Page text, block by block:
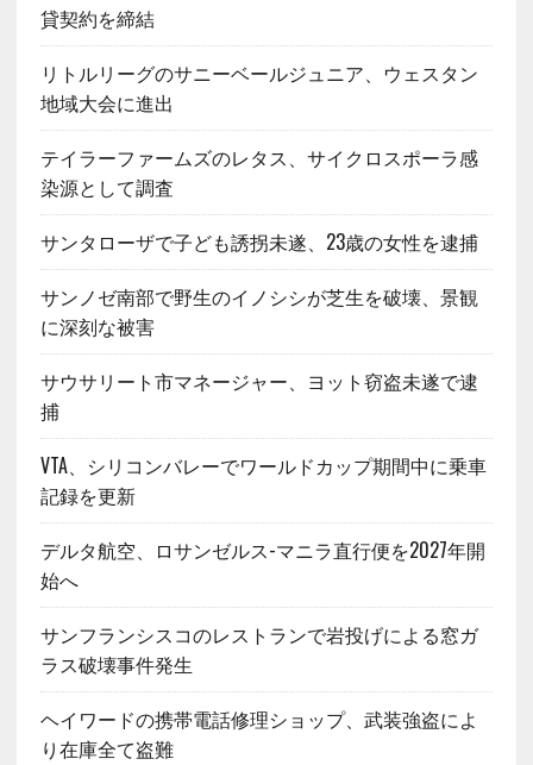
貸契約を締結
リトルリーグのサニーベールジュニア、ウェスタン
地域大会に進出
テイラーファームズのレタス、サイクロスポーラ感
染源として調査
サンタローザで子ども誘拐未遂、23歳の女性を逮捕
サンノゼ南部で野生のイノシシが芝生を破壊、景観
に深刻な被害
サウサリート市マネージャー、ヨット窃盗未遂で逮
捕
VTA、シリコンバレーでワールドカップ期間中に乗車
記録を更新
デルタ航空、ロサンゼルス-マニラ直行便を2027年開
始へ
サンフランシスコのレストランで岩投げによる窓ガ
ラス破壊事件発生
ヘイワードの携帯電話修理ショップ、武装強盗によ
り在庫全て盗難